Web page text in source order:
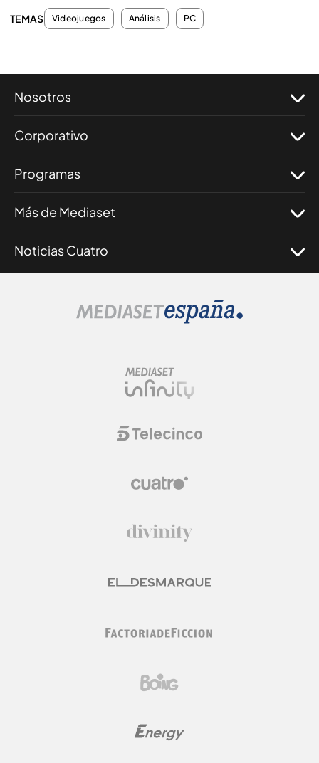
TEMAS Videojuegos Análisis PC
Nosotros
Corporativo
Programas
Más de Mediaset
Noticias Cuatro